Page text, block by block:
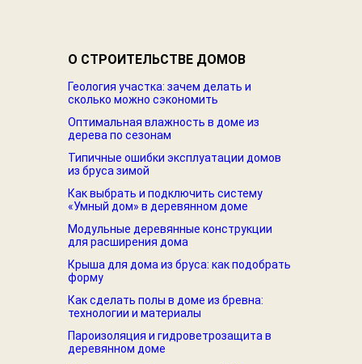
О СТРОИТЕЛЬСТВЕ ДОМОВ
Геология участка: зачем делать и
сколько можно сэкономить
Оптимальная влажность в доме из
дерева по сезонам
Типичные ошибки эксплуатации домов
из бруса зимой
Как выбрать и подключить систему
«Умный дом» в деревянном доме
Модульные деревянные конструкции
для расширения дома
Крыша для дома из бруса: как подобрать
форму
Как сделать полы в доме из бревна:
технологии и материалы
Пароизоляция и гидроветрозащита в
деревянном доме